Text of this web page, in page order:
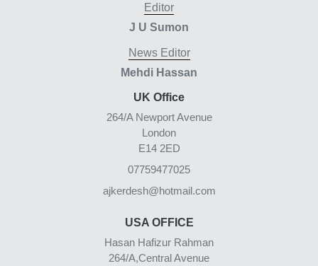
Editor
J U Sumon
News Editor
Mehdi Hassan
UK Office
264/A Newport Avenue
London
E14 2ED
07759477025
ajkerdesh@hotmail.com
USA OFFICE
Hasan Hafizur Rahman
264/A,Central Avenue